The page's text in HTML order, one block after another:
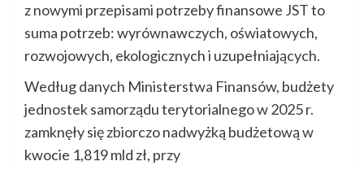
z nowymi przepisami potrzeby finansowe JST to
suma potrzeb: wyrównawczych, oświatowych,
rozwojowych, ekologicznych i uzupełniających.
Według danych Ministerstwa Finansów, budżety
jednostek samorządu terytorialnego w 2025 r.
zamknęły się zbiorczo nadwyżką budżetową w
kwocie 1,819 mld zł, przy